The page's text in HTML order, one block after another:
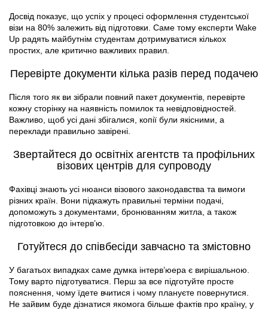
Досвід показує, що успіх у процесі оформлення студентської
візи на 80% залежить від підготовки. Саме тому експерти Wake
Up радять майбутнім студентам дотримуватися кількох
простих, але критично важливих правил.
Перевірте документи кілька разів перед подачею
Після того як ви зібрали повний пакет документів, перевірте
кожну сторінку на наявність помилок та невідповідностей.
Важливо, щоб усі дані збігалися, копії були якісними, а
переклади правильно завірені.
Звертайтеся до освітніх агентств та профільних
візових центрів для супроводу
Фахівці знають усі нюанси візового законодавства та вимоги
різних країн. Вони підкажуть правильні терміни подачі,
допоможуть з документами, бронюванням житла, а також
підготовкою до інтерв’ю.
Готуйтеся до співбесіди завчасно та змістовно
У багатьох випадках саме думка інтерв’юера є вирішальною.
Тому варто підготуватися. Перш за все підготуйте просте
пояснення, чому їдете вчитися і чому плануєте повернутися.
Не зайвим буде дізнатися якомога більше фактів про країну, у